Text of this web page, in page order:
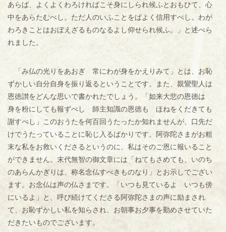
あらば、よくよくわろければこそ身にしられ候ふとおもひて、心
中をあらたむべし。ただ人のいふことをばよく信用すべし。わが
わろきことはおぼえざるものなるよし仰せられ候ふ。」と述べら
れました。
「み仏の光りをあおぎ 常にわが身をかえりみて」とは、お恥
ずかしい自分自身を振り返るということです。また、親鸞聖人は
恩徳讃をどんな思いで書かれたでしょう。「如来大悲の恩徳は
身を粉にしても報ずべし 師主知識の恩徳も ほねをくだきても
謝すべし」このおうたを何百回うたったか知れませんが、口先だ
けでうたっていることに恥じ入るばかりです。阿弥陀さまがお粗
末な私をお救いくださるというのに、私はそのご恩に報いること
ができません。末代無智の御文章には「ねてもさめても、いのち
のあらんかぎりは、称名念仏すべきものなり」とお示しでござい
ます。お念仏は声の仏さまです。「いつも見ているよ いつも傍
にいるよ」と、呼び続けてくださる阿弥陀さまの声に励まされ
て、お恥ずかしい私を知らされ、お朝事お夕事を勤めさせていた
だきたいものでございます。